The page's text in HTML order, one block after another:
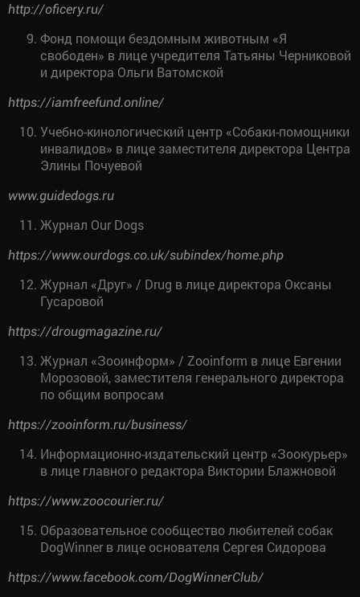
http://oficery.ru/
Фонд помощи бездомным животным «Я
свободен» в лице учредителя Татьяны Черниковой
и директора Ольги Ватомской
https://iamfreefund.online/
Учебно-кинологический центр «Собаки-помощники
инвалидов» в лице заместителя директора Центра
Элины Почуевой
www.guidedogs.ru
Журнал Our Dogs
https://www.ourdogs.co.uk/subindex/home.php
Журнал «Друг» / Drug в лице директора Оксаны
Гусаровой
https://drougmagazine.ru/
Журнал «Зооинформ» / Zooinform в лице Евгении
Морозовой, заместителя генерального директора
по общим вопросам
https://zooinform.ru/business/
Информационно-издательский центр «Зоокурьер»
в лице главного редактора Виктории Блажновой
https://www.zoocourier.ru/
Образовательное сообщество любителей собак
DogWinner в лице основателя Сергея Сидорова
https://www.facebook.com/DogWinnerClub/